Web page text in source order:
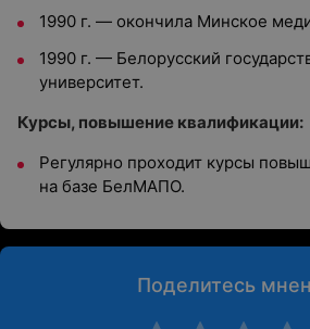
1990 г. — окончила Минское
1990 г. — Белорусский
университет.
Курсы, повышение квалификации:
Регулярно проходит курсы
на базе БелМАПО.
Поделитесь